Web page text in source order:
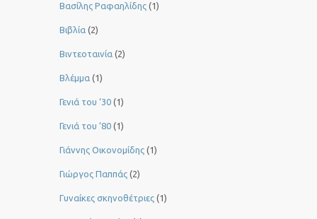
Βασίλης Ραφαηλίδης (1)
Βιβλία (2)
Βιντεοταινία (2)
Βλέμμα (1)
Γενιά του ‘30 (1)
Γενιά του ’80 (1)
Γιάννης Οικονομίδης (1)
Γιώργος Παππάς (2)
Γυναίκες σκηνοθέτριες (1)